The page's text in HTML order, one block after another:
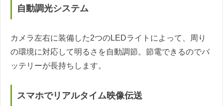
自動調光システム
カメラ左右に装備した2つのLEDライトによって、周り
の環境に対応して明るさを自動調節。節電できるのでバ
ッテリーが長持ちします。
スマホでリアルタイム映像伝送